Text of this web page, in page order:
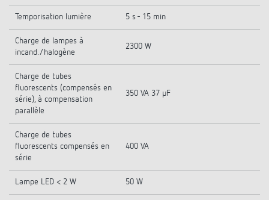
Temporisation lumière 5 s - 15 min
Charge de lampes à
incand./halogène
2300 W
Charge de tubes
fluorescents (compensés en
série), à compensation
parallèle
350 VA 37 µF
Charge de tubes
fluorescents compensés en
série
400 VA
Lampe LED < 2 W 50 W